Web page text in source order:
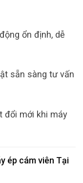
ổn định, dễ
sẵn sàng tư vấn
đổi mới khi máy
ép cám viên Tại